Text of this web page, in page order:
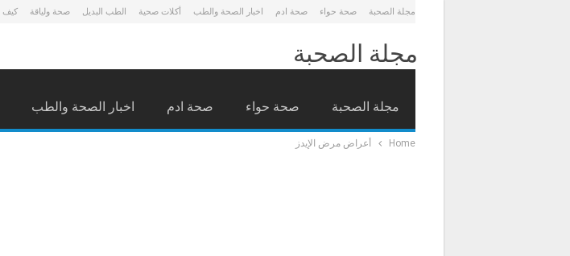
مجلة الصحبة صحة حواء صحة ادم اخبار الصحة والطب أكلات صحية الطب البديل صحة ولياقة كيف
مجلة الصحبة
مجلة الصحبة صحة حواء صحة ادم اخبار الصحة والطب
Home أعراض مرض الإيدز